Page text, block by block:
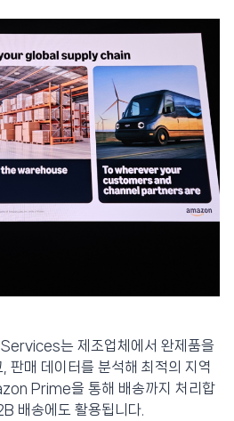
는 제조업체에서 완제품을
판매 데이터를 분석해 최적의 지역
Prime을 통해 배송까지 처리합
배송에도 활용됩니다.